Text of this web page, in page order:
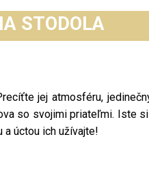
STODOLA
jej atmosféru,
so svojimi priateľmi. Iste
úctou ich užívajte!